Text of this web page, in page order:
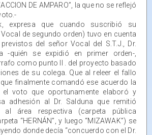
DE AMPARO”, la que no se reflejó
expresa que cuando suscribió su
de segundo orden) tuvo en cuenta
del señor Vocal del S.T.J., Dr.
-quién se expidió en primer orden-,
como punto II . del proyecto basado
de su colega. Que al releer el fallo
finalmente comandó ese acuerdo la
el voto que oportunamente elaboró y
adhesión al Dr. Salduna que remitió
al área respectiva (carpeta pública
“HERNÁN”, y luego “MIZAWAK”) se
donde decía “concuerdo con el Dr.